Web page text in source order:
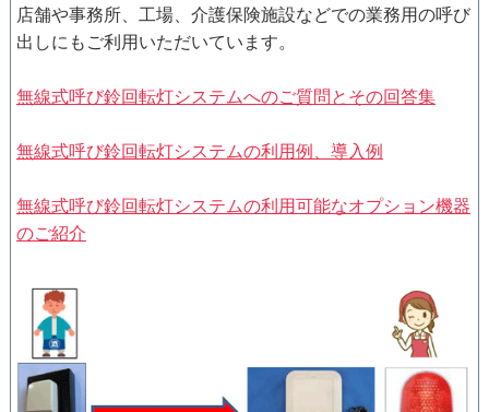
店舗や事務所、工場、介護保険施設などでの業務用の呼び
出しにもご利用いただいています。
無線式呼び鈴回転灯システムへのご質問とその回答集
無線式呼び鈴回転灯システムの利用例、導入例
無線式呼び鈴回転灯システムの利用可能なオプション機器
のご紹介